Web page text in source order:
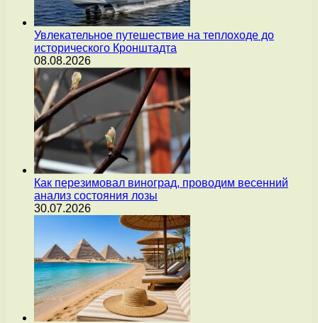
Увлекательное путешествие на теплоходе до
исторического Кронштадта
08.08.2026
Как перезимовал виноград, проводим весенний
анализ состояния лозы
30.07.2026